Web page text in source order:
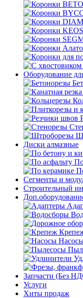
Оборудование
Диски алмазные
Сегменты и
Строительный
Запчасти (Без
Услуги
Хиты продаж